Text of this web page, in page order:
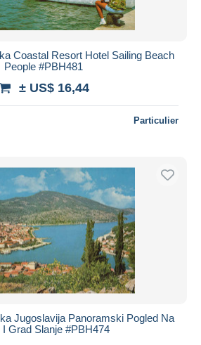
Coastal Resort Hotel Sailing Beach
People #PBH481
± US$ 16,44
Particulier
Jugoslavija Panoramski Pogled Na
I Grad Slanje #PBH474